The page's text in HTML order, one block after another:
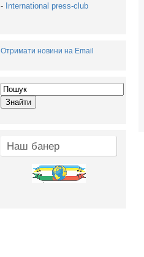
- International press-club
Отримати новини на Email
Наш банер